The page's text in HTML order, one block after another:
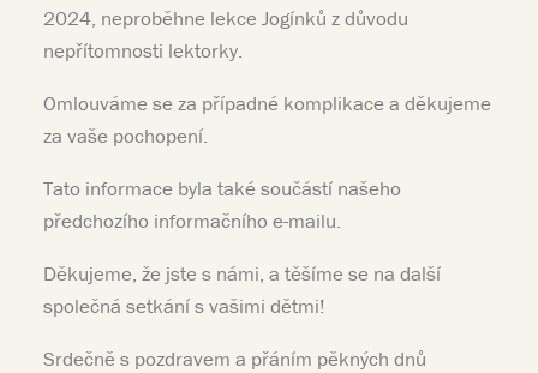
2024, neproběhne lekce Jogínků z důvodu
nepřítomnosti lektorky.
Omlouváme se za případné komplikace a děkujeme
za vaše pochopení.
Tato informace byla také součástí našeho
předchozího informačního e-mailu.
Děkujeme, že jste s námi, a těšíme se na další
společná setkání s vašimi dětmi!
Srdečně s pozdravem a přáním pěkných dnů